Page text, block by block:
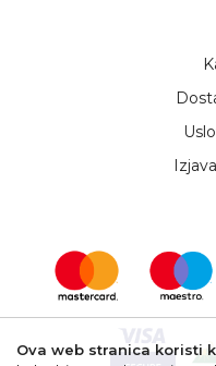
Ova web stranica koristi